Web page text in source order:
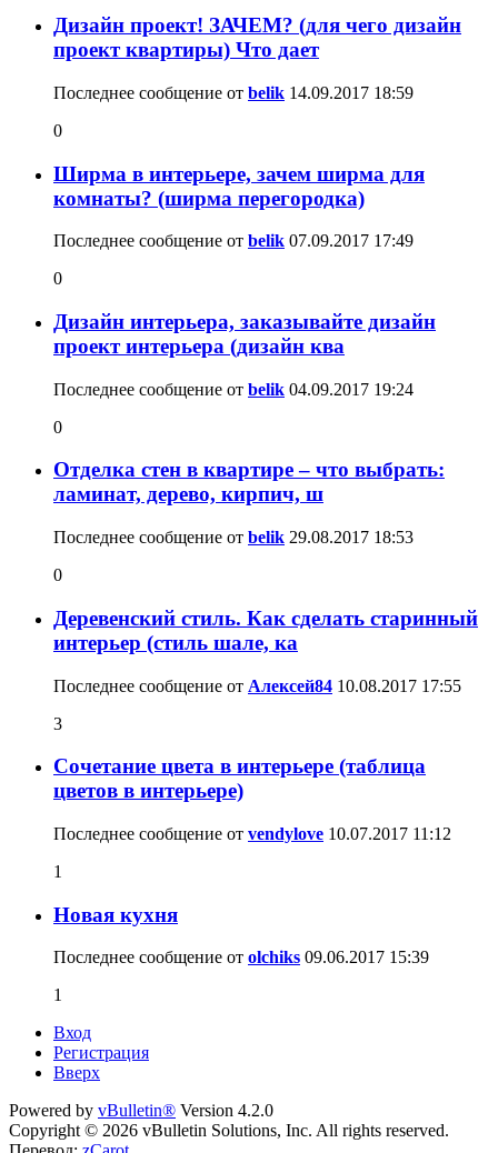
Дизайн проект! ЗАЧЕМ? (для чего дизайн
проект квартиры) Что дает
Последнее сообщение от belik 14.09.2017 18:59
0
Ширма в интерьере, зачем ширма для
комнаты? (ширма перегородка)
Последнее сообщение от belik 07.09.2017 17:49
0
Дизайн интерьера, заказывайте дизайн
проект интерьера (дизайн ква
Последнее сообщение от belik 04.09.2017 19:24
0
Отделка стен в квартире – что выбрать:
ламинат, дерево, кирпич, ш
Последнее сообщение от belik 29.08.2017 18:53
0
Деревенский стиль. Как сделать старинный
интерьер (стиль шале, ка
Последнее сообщение от Алексей84 10.08.2017 17:55
3
Сочетание цвета в интерьере (таблица
цветов в интерьере)
Последнее сообщение от vendylove 10.07.2017 11:12
1
Новая кухня
Последнее сообщение от olchiks 09.06.2017 15:39
1
Вход
Регистрация
Вверх
Powered by vBulletin® Version 4.2.0
Copyright © 2026 vBulletin Solutions, Inc. All rights reserved.